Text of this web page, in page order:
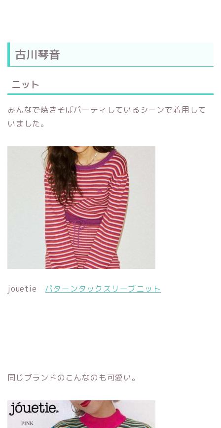
古川琴音
ニット
みんなで焼きそばパーティしているシーンで着用して
いました。
jouetie パターンタックスリーブニット
同じブランドのこんなのも可愛い。